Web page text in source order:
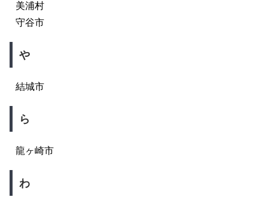
美浦村
守谷市
や
結城市
ら
龍ヶ崎市
わ